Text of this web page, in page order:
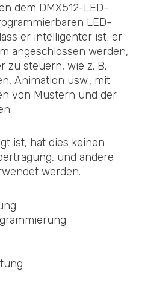
dem DMX512-LED-
LED-
er intelligenter ist; er
angeschlossen werden,
zu steuern, wie z. B.
Animation usw., mit
von Mustern und der
ist, hat dies keinen
und andere
werden.